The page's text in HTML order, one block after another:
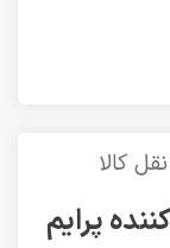
کالا
پرایم